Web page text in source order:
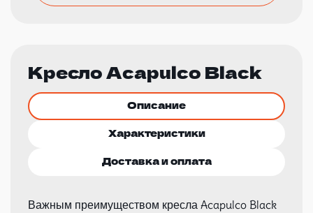
Кресло Acapulco Black
Описание
Характеристики
Доставка и оплата
Важным преимуществом кресла Acapulco Black